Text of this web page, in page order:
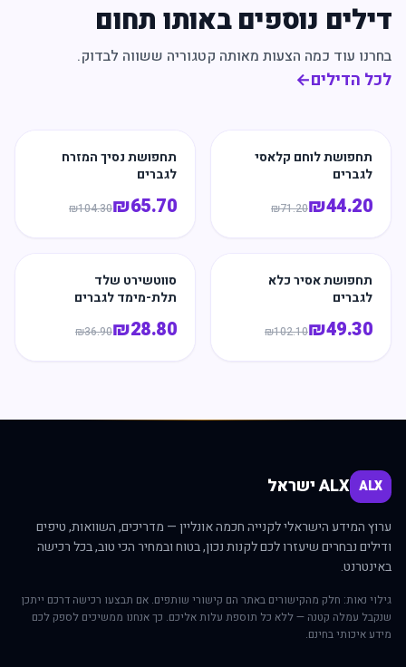
דילים נוספים באותו תחום
בחרנו עוד כמה הצעות מאותה קטגוריה ששווה לבדוק.
לכל הדילים←
תחפושת לוחם קלאסי
לגברים
₪44.20
₪71.20
תחפושת נסיך המזרח
לגברים
₪65.70
₪104.30
תחפושת אסיר כלא
לגברים
₪49.30
₪102.10
סווטשירט שלד
תלת-מימד לגברים
₪28.80
₪36.90
ALX ALX ישראל
ערוץ המידע הישראלי לקנייה חכמה אונליין — מדריכים, השוואות, טיפים
ודילים נבחרים שיעזרו לכם לקנות נכון, בטוח ובמחיר הכי טוב, בכל רכישה
באינטרנט.
גילוי נאות: חלק מהקישורים באתר הם קישורי שותפים. אם תבצעו רכישה דרכם ייתכן
שנקבל עמלה קטנה — ללא כל תוספת עלות אליכם. כך אנחנו ממשיכים לספק לכם
מידע איכותי בחינם.